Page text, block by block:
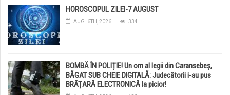
HOROSCOPUL ZILEI-7 AUGUST
AUG. 6TH, 2026 334
BOMBĂ ÎN POLIȚIE! Un om al legii din Caransebeș,
BĂGAT SUB CHEIE DIGITALĂ: Judecătorii i-au pus
BRĂȚARĂ ELECTRONICĂ la picior!